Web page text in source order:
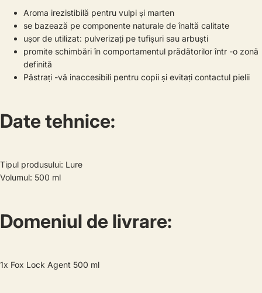
Aroma irezistibilă pentru vulpi și marten
se bazează pe componente naturale de înaltă calitate
ușor de utilizat: pulverizați pe tufișuri sau arbuști
promite schimbări în comportamentul prădătorilor într -o zonă
definită
Păstrați -vă inaccesibili pentru copii și evitați contactul pielii
Date tehnice:
Tipul produsului: Lure
Volumul: 500 ml
Domeniul de livrare:
1x Fox Lock Agent 500 ml